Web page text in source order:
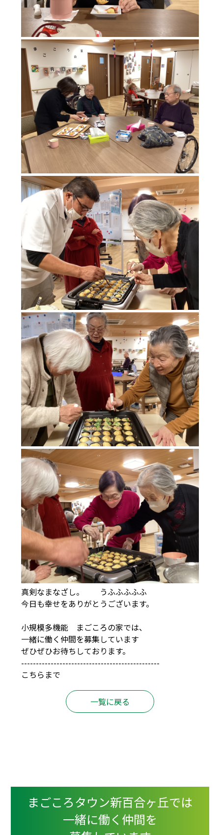
真剣なまなざし。 うふふふふふ
今日も幸せをありがとうございます。
小規模多機能 まごころの家では、
一緒に働く仲間を募集しています
ぜひぜひお待ちしております。
-----------------------------------------------
こちらまで
一覧に戻る
まごころタウン新百合ヶ丘では
一緒に働く仲間を